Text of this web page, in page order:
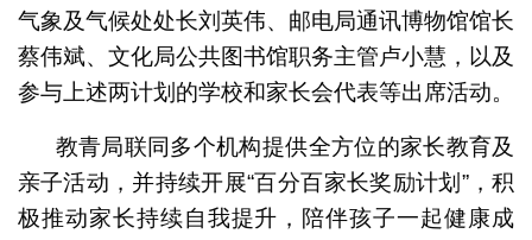
气象及气候处处长刘英伟、邮电局通讯博物馆馆长
蔡伟斌、文化局公共图书馆职务主管卢小慧，以及
参与上述两计划的学校和家长会代表等出席活动。
教青局联同多个机构提供全方位的家长教育及
亲子活动，并持续开展“百分百家长奖励计划”，积
极推动家长持续自我提升，陪伴孩子一起健康成